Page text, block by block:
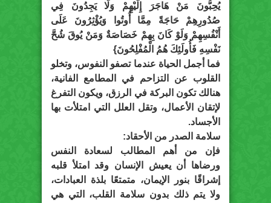
يُحِبُّونَ مَنْ هَاجَرَ إِلَيْهِمْ وَلَا يَجِدُونَ فِي
صُدُورِهِمْ حَاجَةً مِمَّا أُوتُوا وَيُؤْثِرُونَ عَلَى
أَنْفُسِهِمْ وَلَوْ كَانَ بِهِمْ خَصَاصَةٌ وَمَنْ يُوقَ شُحَّ
نَفْسِهِ فَأُولَئِكَ هُمُ الْمُفْلِحُونَ}
فما أجمل الحياة عندما تصفو النفوس، وتخلو
القلوب عن التزاحم في المطامع الفانية،
هنالك تكون البركة في الرزق، ويكون التفرغ
لإتقان الأعمال، وتقل العلل التي امتلأت بها
الأجساد.
سلامة الصدر من الأحقاد:
فإن من أهم المطالب لسعادة النفس
ورضاها أن يعيش الإنسان وقد امتلأ قلبه
إشراقًا بنور الإيمان، متمتعًا بلذة العبادات،
ولا يتم ذلك بدون سلامة القلب، التي هي